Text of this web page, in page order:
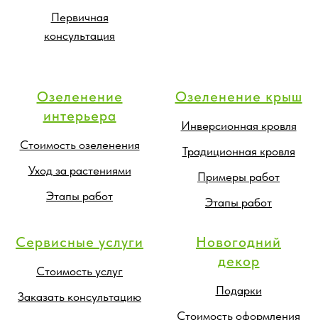
Первичная
консультация
Озеленение
интерьера
Стоимость озеленения
Уход за растениями
Этапы работ
Озеленение крыш
Инверсионная кровля
Традиционная кровля
Примеры работ
Этапы работ
Сервисные услуги
Стоимость услуг
Заказать консультацию
Новогодний
декор
Подарки
Стоимость оформления